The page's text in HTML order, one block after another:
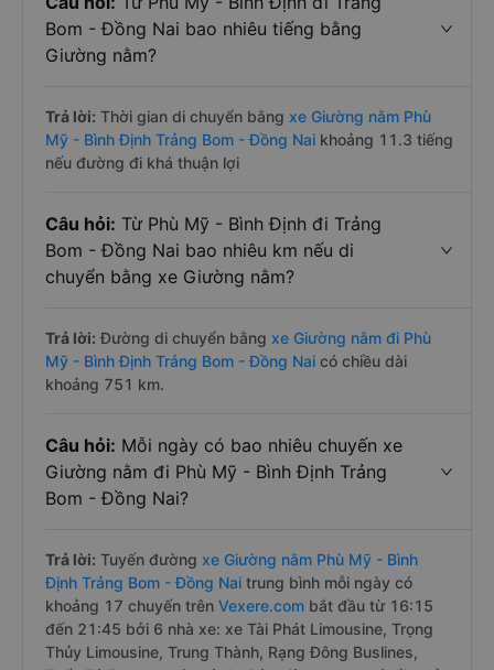
Bom - Đồng Nai bao nhiêu tiếng bằng
Giường nằm?
Trả lời: Thời gian di chuyển bằng xe Giường nằm Phù
Mỹ - Bình Định Trảng Bom - Đồng Nai khoảng 11.3 tiếng
nếu đường đi khá thuận lợi
Câu hỏi: Từ Phù Mỹ - Bình Định đi Trảng
Bom - Đồng Nai bao nhiêu km nếu di
chuyển bằng xe Giường nằm?
Trả lời: Đường di chuyển bằng xe Giường nằm đi Phù
Mỹ - Bình Định Trảng Bom - Đồng Nai có chiều dài
khoảng 751 km.
Câu hỏi: Mỗi ngày có bao nhiêu chuyến xe
Giường nằm đi Phù Mỹ - Bình Định Trảng
Bom - Đồng Nai?
Trả lời: Tuyến đường xe Giường nằm Phù Mỹ - Bình
Định Trảng Bom - Đồng Nai trung bình mỗi ngày có
khoảng 17 chuyến trên Vexere.com bắt đầu từ 16:15
đến 21:45 bởi 6 nhà xe: xe Tài Phát Limousine, Trọng
Thủy Limousine, Trung Thành, Rạng Đông Buslines,